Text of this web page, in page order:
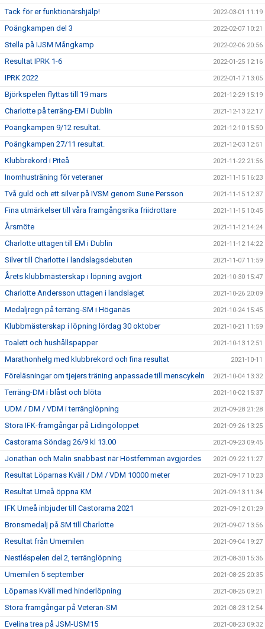
Tack för er funktionärshjälp! 2022-03-01 11:19
Poängkampen del 3 2022-02-07 10:21
Stella på IJSM Mångkamp 2022-02-06 20:56
Resultat IPRK 1-6 2022-01-25 12:16
IPRK 2022 2022-01-17 13:05
Björkspelen flyttas till 19 mars 2021-12-29 15:19
Charlotte på terräng-EM i Dublin 2021-12-13 22:17
Poängkampen 9/12 resultat. 2021-12-10 15:50
Poängkampen 27/11 resultat. 2021-12-03 12:51
Klubbrekord i Piteå 2021-11-22 21:56
Inomhusträning för veteraner 2021-11-15 16:23
Två guld och ett silver på IVSM genom Sune Persson 2021-11-15 12:37
Fina utmärkelser till våra framgångsrika friidrottare 2021-11-15 10:45
Årsmöte 2021-11-12 14:24
Charlotte uttagen till EM i Dublin 2021-11-12 14:22
Silver till Charlotte i landslagsdebuten 2021-11-07 11:59
Årets klubbmästerskap i löpning avgjort 2021-10-30 15:47
Charlotte Andersson uttagen i landslaget 2021-10-26 20:09
Medaljregn på terräng-SM i Höganäs 2021-10-24 15:45
Klubbmästerskap i löpning lördag 30 oktober 2021-10-21 11:59
Toalett och hushållspapper 2021-10-13 12:51
Marathonhelg med klubbrekord och fina resultat 2021-10-11
Föreläsningar om tjejers träning anpassade till menscykeln 2021-10-04 13:32
Terräng-DM i blåst och blöta 2021-10-02 15:37
UDM / DM / VDM i terränglöpning 2021-09-28 21:28
Stora IFK-framgångar på Lidingöloppet 2021-09-26 13:25
Castorama Söndag 26/9 kl 13.00 2021-09-23 09:45
Jonathan och Malin snabbast när Höstfemman avgjordes 2021-09-22 11:27
Resultat Löparnas Kväll / DM / VDM 10000 meter 2021-09-17 10:23
Resultat Umeå öppna KM 2021-09-13 11:34
IFK Umeå inbjuder till Castorama 2021 2021-09-12 01:29
Bronsmedalj på SM till Charlotte 2021-09-07 13:56
Resultat från Umemilen 2021-09-04 19:27
Nestléspelen del 2, terränglöpning 2021-08-30 15:36
Umemilen 5 september 2021-08-25 20:35
Löparnas Kväll med hinderlöpning 2021-08-25 09:21
Stora framgångar på Veteran-SM 2021-08-23 12:54
Evelina trea på JSM-USM15 2021-08-23 09:32